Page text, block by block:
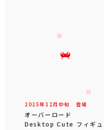
2025年 12 月 中旬 登場
オーバーロード
Desktop Cute フィギュ